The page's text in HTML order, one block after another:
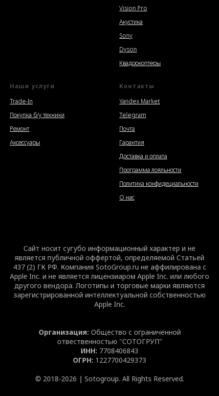
Vision Pro
Акустика
Sony
Dyson
Квадрокоптеры
Наши услуги
Trade-In
Покупка б/у техники
Ремонт
Аксессуары
Контакты
Yandex Market
Telegram
Почта
Гарантия
Доставка и оплата
Программа лояльности
Политика конфидециальности
О нас
Сайт носит сугубо информационный характер и не
является публичной оффертой, определяемой Статьей
437 (2) ГК РФ. Компания SotoGroup.ru не аффилирована c
Apple Inc. и не является лицензиаром Apple Inc. или любого
другого вендора. Логотипы и торговые марки являются
зарегистрированной интеллектуальной собственностью
Apple Inc.
Организация: Общество с ограниченной
отвественностью "СОТОГРУП"
ИНН: 7708406843
ОГРН: 1227700429373
© 2018-2026 | Sotogroup. All Rights Reserved.